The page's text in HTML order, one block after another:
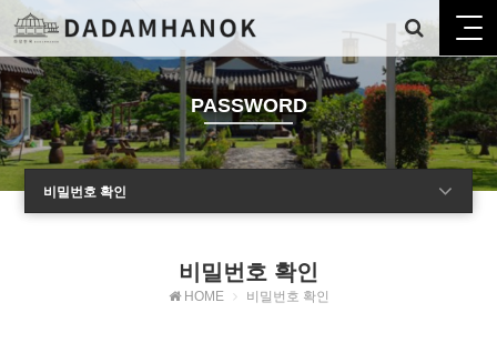
PASSWORD
비밀번호 확인
비밀번호 확인
HOME 비밀번호 확인